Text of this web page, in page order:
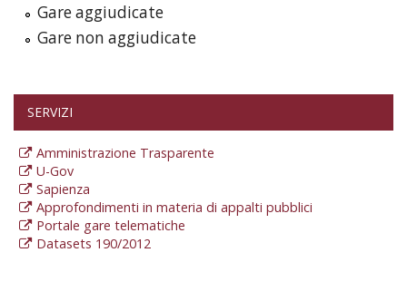
Gare aggiudicate
Gare non aggiudicate
SERVIZI
Amministrazione Trasparente
U-Gov
Sapienza
Approfondimenti in materia di appalti pubblici
Portale gare telematiche
Datasets 190/2012